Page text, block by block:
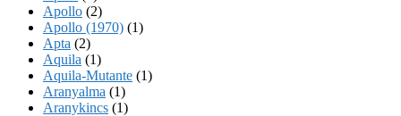
Apollo (2)
Apollo (1970) (1)
Apta (2)
Aquila (1)
Aquila-Mutante (1)
Aranyalma (1)
Aranykincs (1)